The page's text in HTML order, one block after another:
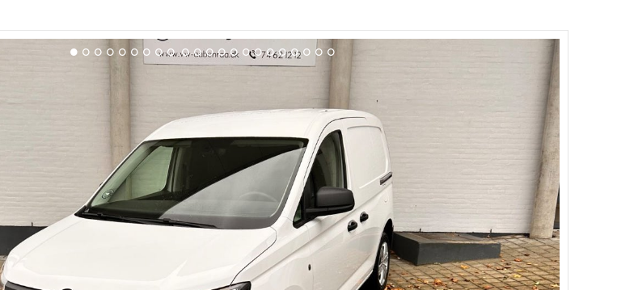
8 9 10 11 12 13 14 15 16 17 18 19 20 21 22